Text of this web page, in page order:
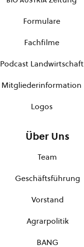
Formulare
Fachfilme
Podcast Landwirtschaft
Mitgliederinformation
Logos
Über Uns
Team
Geschäftsführung
Vorstand
Agrarpolitik
BANG